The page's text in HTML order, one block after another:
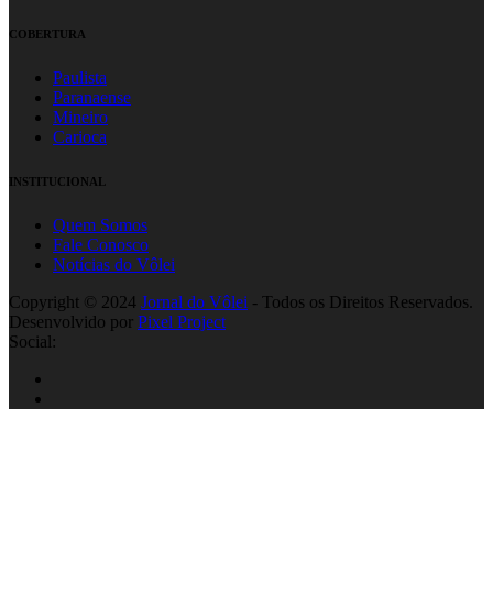
COBERTURA
Paulista
Paranaense
Mineiro
Carioca
INSTITUCIONAL
Quem Somos
Fale Conosco
Notícias do Vôlei
Copyright © 2024 Jornal do Vôlei - Todos os Direitos Reservados.
Desenvolvido por Pixel Project
Social: